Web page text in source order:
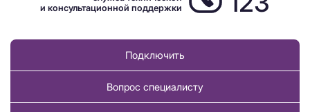
и консультационной поддержки
Подключить
Вопрос специалисту